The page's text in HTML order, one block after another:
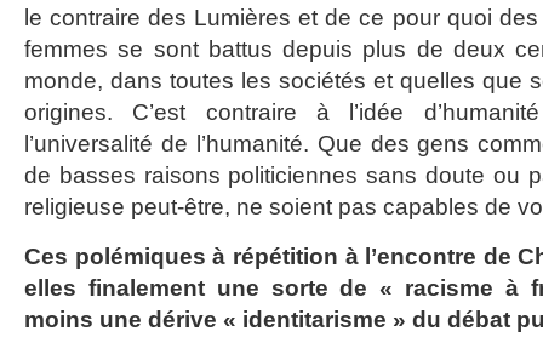
le contraire des Lumières et de ce pour quoi
femmes se sont battus depuis plus de deux
monde, dans toutes les sociétés et quelles que
origines. C’est contraire à l’idée
l’universalité de l’humanité. Que des gens
de basses raisons politiciennes sans doute ou
religieuse peut-être, ne soient pas capables de
Ces polémiques à répétition à l’encontre de
elles finalement une sorte de « racisme à
moins une dérive « identitarisme » du débat